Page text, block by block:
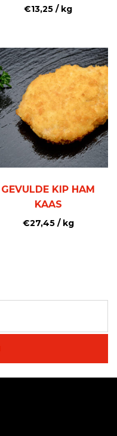
€13,25 / kg
GEVULDE KIP HAM
KAAS
€27,45/ kg